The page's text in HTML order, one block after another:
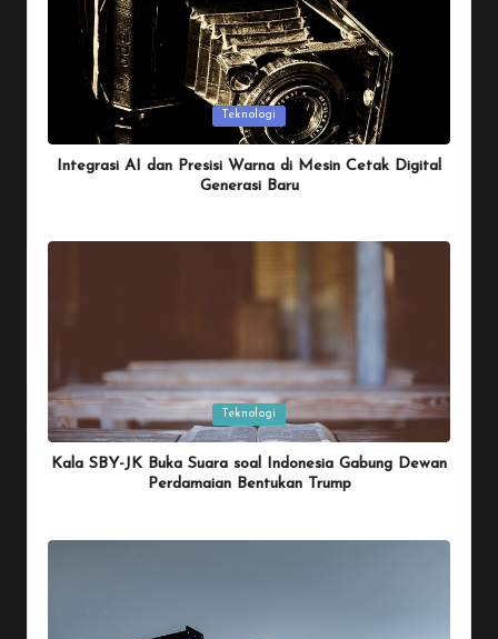
Teknologi
Integrasi AI dan Presisi Warna di Mesin Cetak Digital
Generasi Baru
Posted
in
Teknologi
Kala SBY-JK Buka Suara soal Indonesia Gabung Dewan
Perdamaian Bentukan Trump